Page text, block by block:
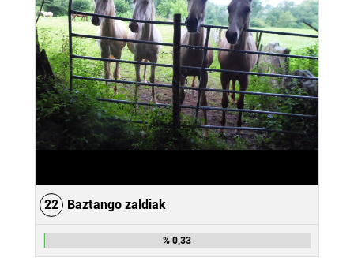
22 Baztango zaldiak
% 0,33